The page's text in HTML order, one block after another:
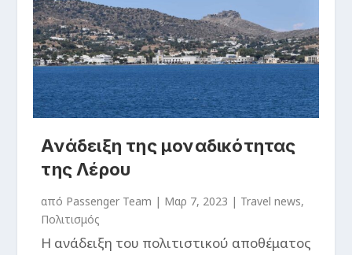
Ανάδειξη της μοναδικότητας
της Λέρου
από Passenger Team | Μαρ 7, 2023 | Travel news,
Πολιτισμός
Η ανάδειξη του πολιτιστικού αποθέματος